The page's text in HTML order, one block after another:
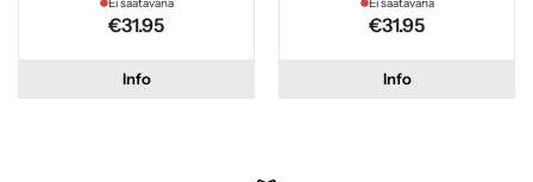
Ei saatavana
€31.95
Info
Ei saatavana
€31.95
Info